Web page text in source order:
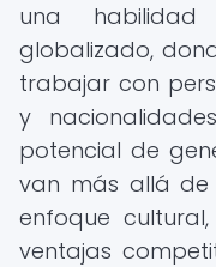
una
globalizado,
trabajar con
y
potencial de
van más allá de
enfoque
ventajas